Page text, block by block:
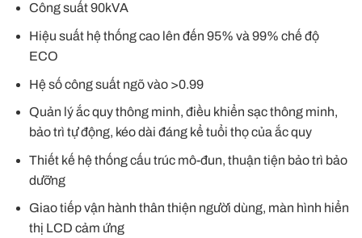
Công suất 90kVA
Hiệu suất hệ thống cao lên đến 95% và 99% chế độ
ECO
Hệ số công suất ngõ vào >0.99
Quản lý ắc quy thông minh, điều khiển sạc thông minh,
bảo trì tự động, kéo dài đáng kể tuổi thọ của ắc quy
Thiết kế hệ thống cấu trúc mô-đun, thuận tiện bảo trì bảo
dưỡng
Giao tiếp vận hành thân thiện người dùng, màn hình hiển
thị LCD cảm ứng